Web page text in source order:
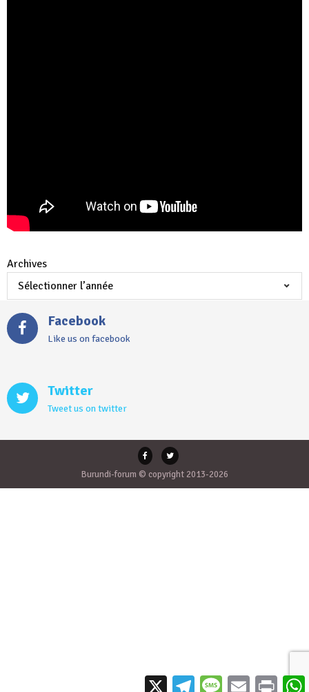
Archives
Facebook
Like us on facebook
Twitter
Tweet us on twitter
Burundi-forum © copyright 2013-2026
X TelegramMessageEmail Print